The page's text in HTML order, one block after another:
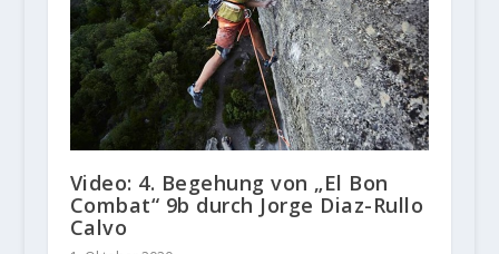
Video: 4. Begehung von „El Bon
Combat“ 9b durch Jorge Diaz-Rullo
Calvo